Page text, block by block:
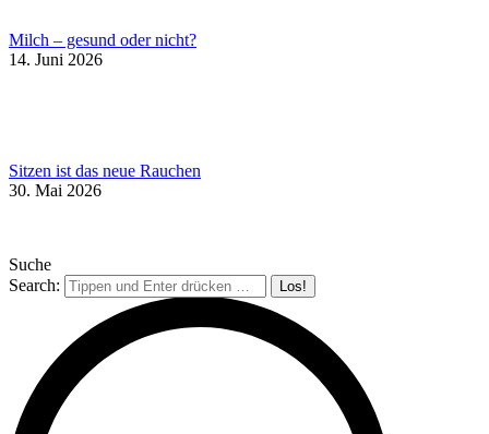
Milch – gesund oder nicht?
14. Juni 2026
Sitzen ist das neue Rauchen
30. Mai 2026
Suche
Search: